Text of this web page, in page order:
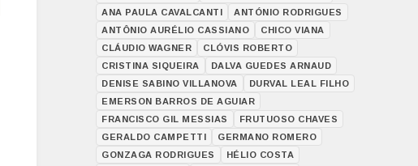
ANA PAULA CAVALCANTI
ANTÓNIO RODRIGUES
ANTÔNIO AURÉLIO CASSIANO
CHICO VIANA
CLÁUDIO WAGNER
CLÓVIS ROBERTO
CRISTINA SIQUEIRA
DALVA GUEDES ARNAUD
DENISE SABINO VILLANOVA
DURVAL LEAL FILHO
EMERSON BARROS DE AGUIAR
FRANCISCO GIL MESSIAS
FRUTUOSO CHAVES
GERALDO CAMPETTI
GERMANO ROMERO
GONZAGA RODRIGUES
HÉLIO COSTA